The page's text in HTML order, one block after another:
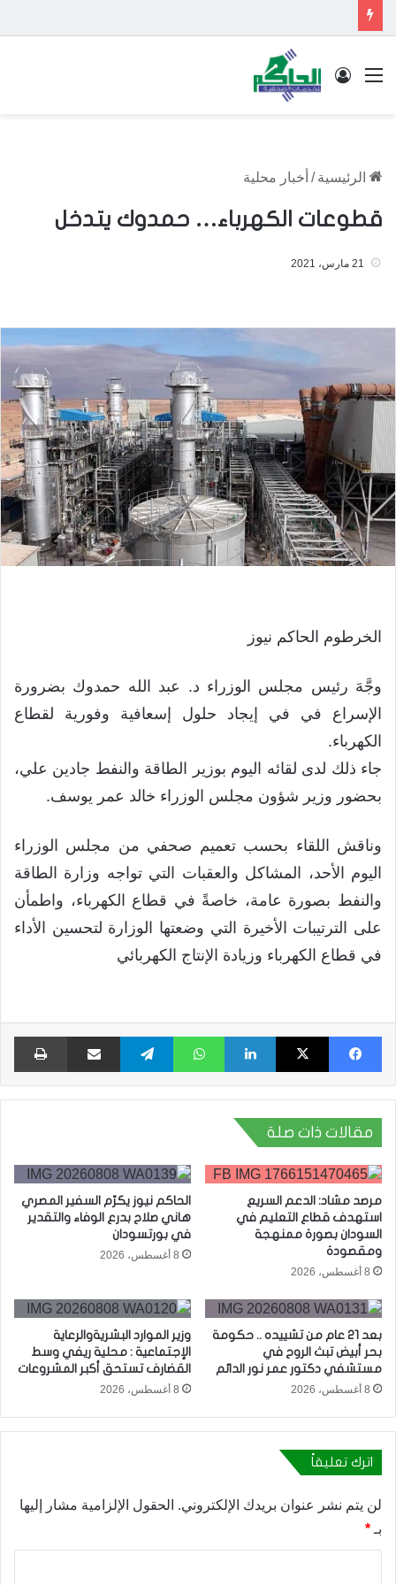
القائمة تسجيل الدخول
الرئيسية / أخبار محلية
قطوعات الكهرباء… حمدوك يتدخل
21 مارس، 2021
الخرطوم الحاكم نيوز
وجَّهَ رئيس مجلس الوزراء د. عبد الله حمدوك بضرورة
الإسراع في في إيجاد حلول إسعافية وفورية لقطاع
الكهرباء.
جاء ذلك لدى لقائه اليوم بوزير الطاقة والنفط جادين علي،
بحضور وزير شؤون مجلس الوزراء خالد عمر يوسف.
وناقش اللقاء بحسب تعميم صحفي من مجلس الوزراء
اليوم الأحد، المشاكل والعقبات التي تواجه وزارة الطاقة
والنفط بصورة عامة، خاصةً في قطاع الكهرباء، واطمأن
على الترتيبات الأخيرة التي وضعتها الوزارة لتحسين الأداء
في قطاع الكهرباء وزيادة الإنتاج الكهربائي
فيسبوك X لينكدإن واتساب تيلقرام مشاركة عبر البريد
مقالات ذات صلة
مرصد مشاد: الدعم السريع
استهدف قطاع التعليم في
السودان بصورة ممنهجة
ومقصودة
8 أغسطس، 2026
الحاكم نيوز يكرّم السفير المصري
هاني صلاح بدرع الوفاء والتقدير
في بورتسودان
8 أغسطس، 2026
بعد 21 عام من تشييده .. حكومة
بحر أبيض تبث الروح في
مستشفي دكتور عمر نور الدائم
8 أغسطس، 2026
وزير الموارد البشريةوالرعاية
الإجتماعية : محلية ريفي وسط
القضارف تستحق أكبر المشروعات
8 أغسطس، 2026
اترك تعليقاً
لن يتم نشر عنوان بريدك الإلكتروني. الحقول الإلزامية مشار إليها
بـ *